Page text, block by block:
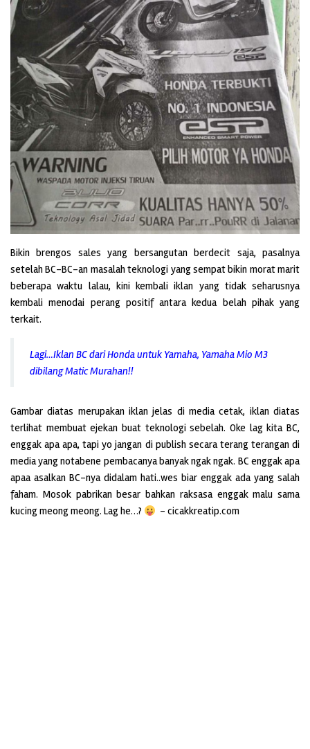
Bikin brengos sales yang bersangutan berdecit saja, pasalnya
setelah BC-BC-an masalah teknologi yang sempat bikin morat marit
beberapa waktu lalau, kini kembali iklan yang tidak seharusnya
kembali menodai perang positif antara kedua belah pihak yang
terkait.
Lagi…Iklan BC dari Honda untuk Yamaha, Yamaha Mio M3
dibilang Matic Murahan!!
Gambar diatas merupakan iklan jelas di media cetak, iklan diatas
terlihat membuat ejekan buat teknologi sebelah. Oke lag kita BC,
enggak apa apa, tapi yo jangan di publish secara terang terangan di
media yang notabene pembacanya banyak ngak ngak. BC enggak apa
apaa asalkan BC-nya didalam hati..wes biar enggak ada yang salah
faham. Mosok pabrikan besar bahkan raksasa enggak malu sama
kucing meong meong. Lag he…?
– cicakkreatip.com